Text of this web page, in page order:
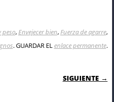
peso,Envejecer bien,Fuerza de agarre,
. GUARDAR ELenlace permanente.
ENTRADAS
SIGUIENTE →